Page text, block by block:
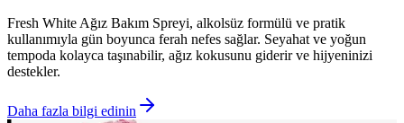
Fresh White Ağız Bakım Spreyi, alkolsüz formülü ve pratik
kullanımıyla gün boyunca ferah nefes sağlar. Seyahat ve yoğun
tempoda kolayca taşınabilir, ağız kokusunu giderir ve hijyeninizi
destekler.
Daha fazla bilgi edinin